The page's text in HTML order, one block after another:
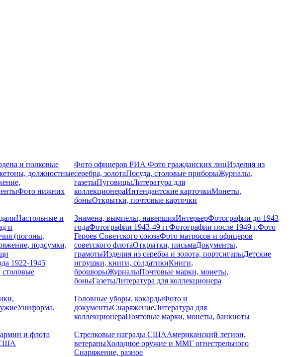
и полковые
должностные
Фото нижних
Фото офицеров РИАФото гражданских лицИзделия из
серебра, золотаПосуда, столовые приборыЖурналы,
газетыПуговицыЛитература для
коллекционераИнтендантские карточкиМонеты,
боныОткрытки, почтовые карточки
Настольные и
и
(погоны,
подсумки,
1922-1945
Знамена, вымпелы, навершияИнтерьерФотографии до 1943
годаФотографии 1943-49 ггФотографии после 1949 г.Фото
Героев Советского союзаФото матросов и офицеров
советского флотаОткрытки, письмаДокументы,
грамотыИзделия из серебра и золота, портсигарыДетские
игрушки, книги, солдатикиКниги,
брошюрыЖурналыПочтовые марки, монеты,
боныГазетыЛитература для коллекционера
Униформа,
Головные уборы, кокардыФото и
документыСнаряжениеЛитература для
коллекционераПочтовые марки, монеты, банкноты
и флота
США
Стрелковые награды СШААмериканский легион,
ветераныХолодное оружие и ММГ огнестрельного
Снаряжение, разное